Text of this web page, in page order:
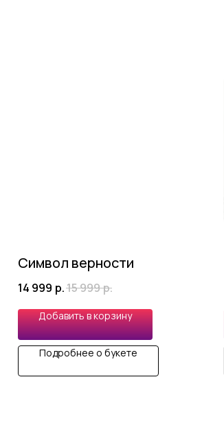
Символ верности
14 999 р.15 999р.
Добавить в корзину
Подробнее о букете